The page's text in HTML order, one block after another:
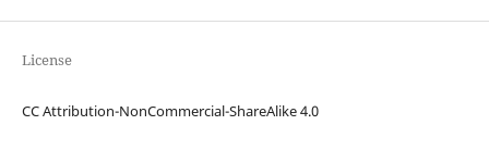
License
CC Attribution-NonCommercial-ShareAlike 4.0